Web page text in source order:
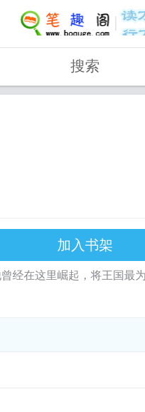
搜索
加入书架
经在这里崛起，将王国